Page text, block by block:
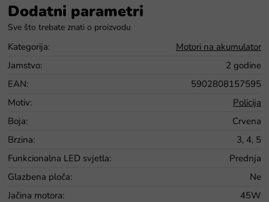
Dodatni parametri
Kategorija:
Motori na akumulator
Jamstvo:
2 godine
EAN:
5902808157595
Motiv:
Policija
Boja:
Crvena
Brzina:
3, 4, 5
Funkcionalna LED svjetla:
Prednja
Glazbena ploča:
Ne
Jačina motora:
45W